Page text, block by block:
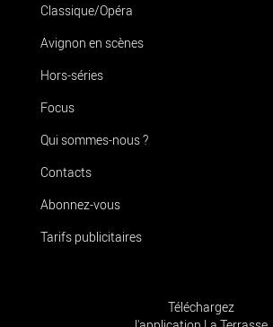
Classique/Opéra
Avignon en scènes
Hors-séries
Focus
Qui sommes-nous ?
Contacts
Abonnez-vous
Tarifs publicitaires
Téléchargez